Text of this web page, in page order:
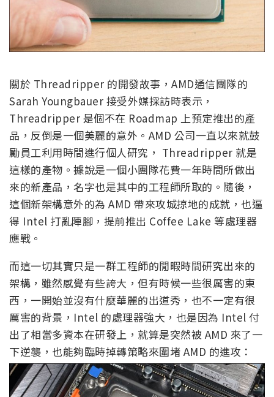
關於 Threadripper 的開發故事，AMD通信團隊的
Sarah Youngbauer 接受外媒採訪時表示，
Threadripper 是個不在 Roadmap 上預定推出的產
品，反倒是一個美麗的意外。AMD 公司一直以來就鼓
勵員工利用時間進行個人研究， Threadripper 就是
這樣的產物。據說是一個小團隊花費一年時間所做出
來的新產品，名字也是其中的工程師所取的。隨後，
這個新架構意外的為 AMD 帶來攻城掠地的成就，也逼
得 Intel 打亂陣腳，提前推出 Coffee Lake 等處理器
應戰。
而這一切其實只是一群工程師的閒暇時間研究出來的
架構，雖然感覺有些誇大，但有時候一些很厲害的東
西，一開始並沒有什麼華麗的出道秀，也不一定有很
厲害的背景，Intel 的處理器強大，也是因為 Intel 付
出了相當多資本在研發上，就算是突然被 AMD 來了一
下逆襲，也能夠臨時掉轉策略來圍堵 AMD 的進攻：